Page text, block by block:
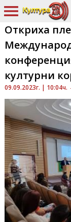
09.09.2023г. | 10:04ч.
Откриха
културни